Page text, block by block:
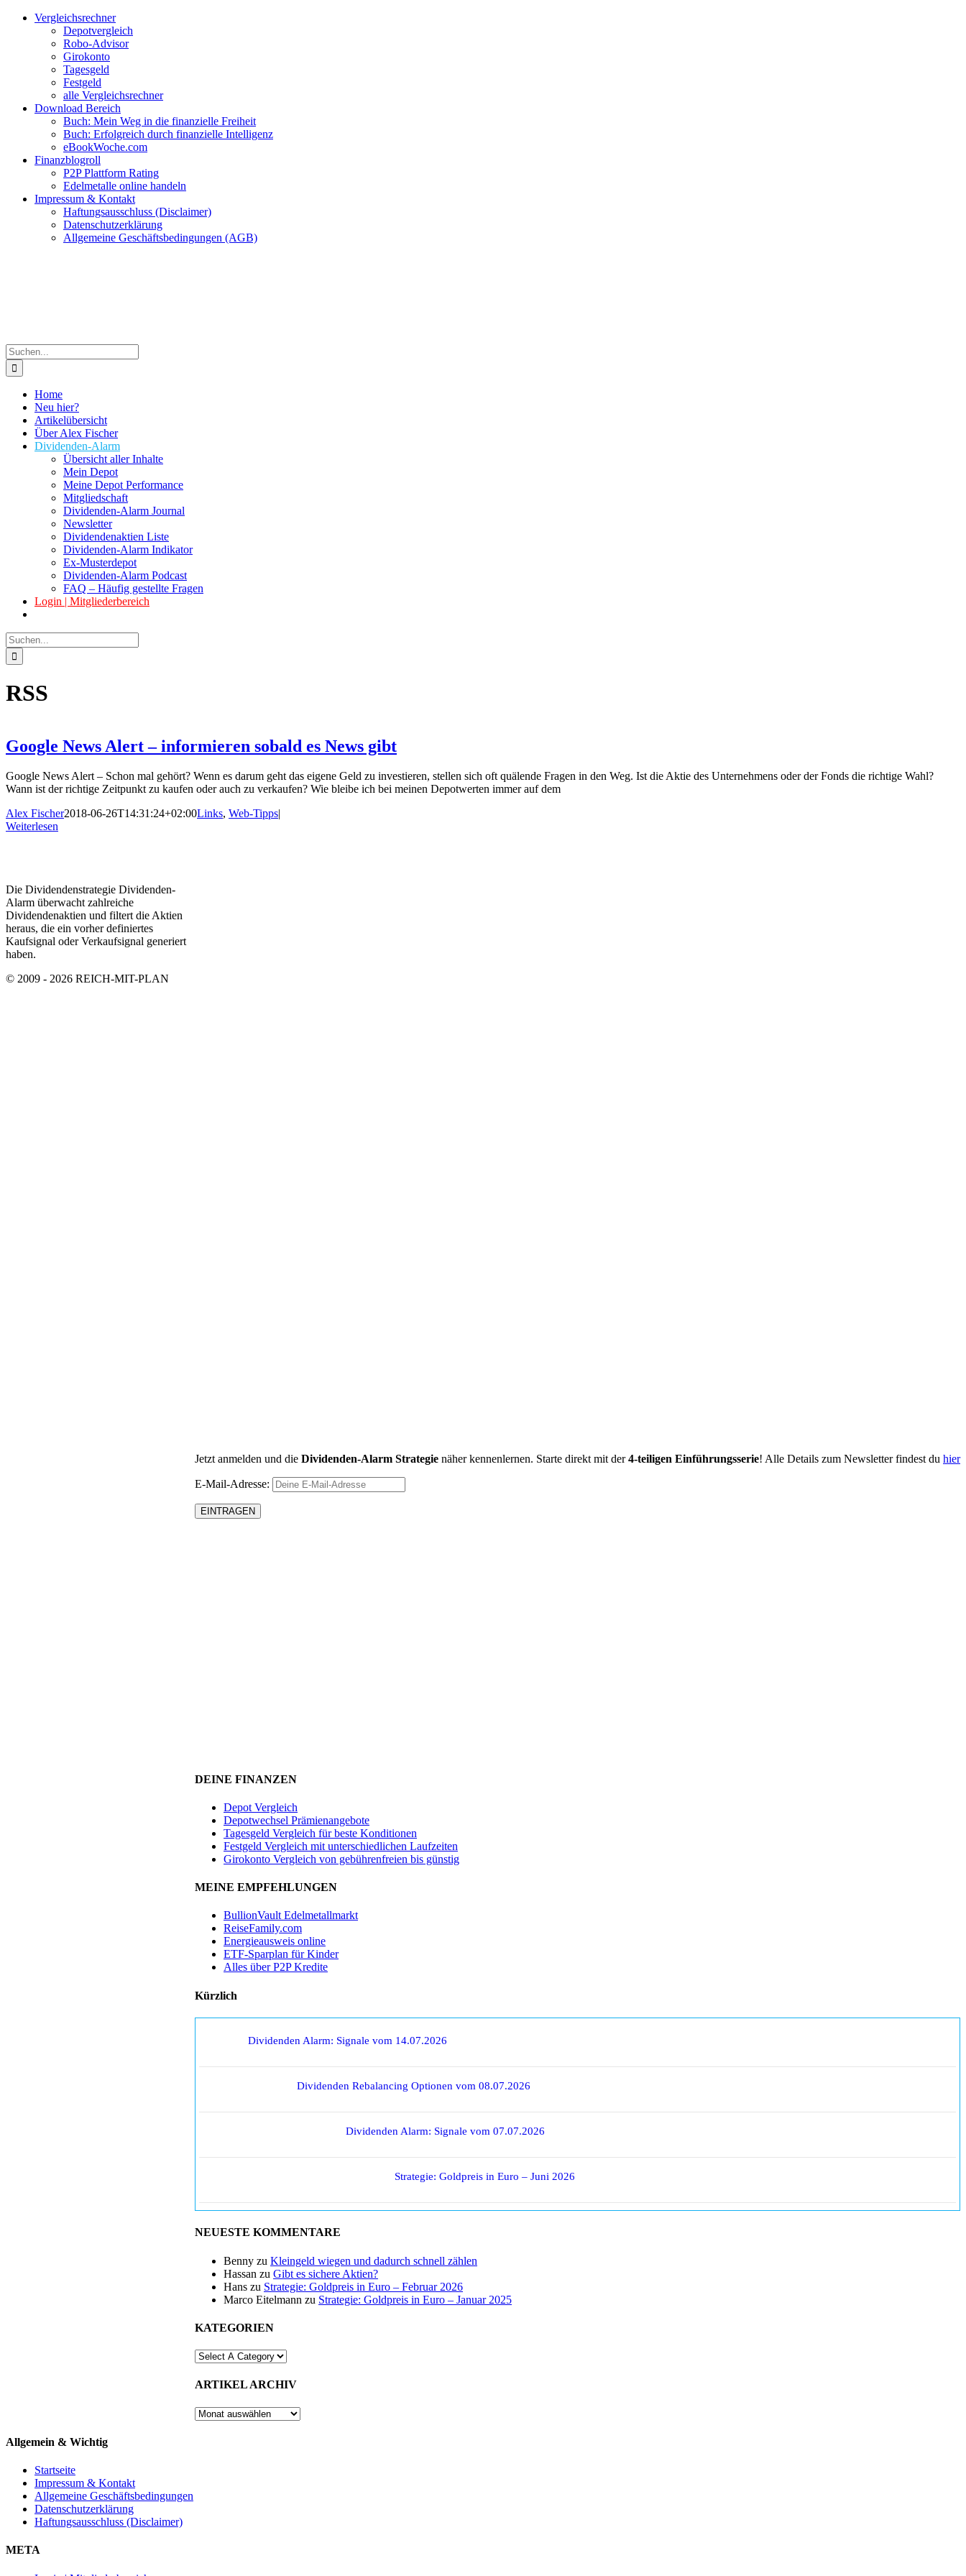
Zum
Facebook
Twitter
Instagram
Pinterest
YouTubeVergleichsrechner
Depotvergleich
Robo-Advisor
Girokonto
Tagesgeld
Festgeld
alle Vergleichsrechner
Download Bereich
Buch: Mein Weg in die finanzielle Freiheit
Buch: Erfolgreich durch finanzielle Intelligenz
eBookWoche.com
Finanzblogroll
P2P Plattform Rating
Edelmetalle online handeln
Impressum & Kontakt
Haftungsausschluss (Disclaimer)
Datenschutzerklärung
Allgemeine Geschäftsbedingungen (AGB)
Suche
nach:
Home
Neu hier?
Artikelübersicht
Über Alex Fischer
Dividenden-Alarm
Übersicht aller Inhalte
Mein Depot
Meine Depot Performance
Mitgliedschaft
Dividenden-Alarm Journal
Newsletter
Dividendenaktien Liste
Dividenden-Alarm Indikator
Ex-Musterdepot
Dividenden-Alarm Podcast
FAQ – Häufig gestellte Fragen
Login | Mitgliederbereich
Suche
nach:
RSS
Google News Alert – informieren sobald es News gibt
Google News Alert – Schon mal gehört? Wenn es darum geht das eigene Geld zu investieren, stellen sich oft quälende Fragen in den Weg. Ist die Aktie des Unternehmens oder der Fonds die richtige Wahl?
Wann ist der richtige Zeitpunkt zu kaufen oder auch zu verkaufen? Wie bleibe ich bei meinen Depotwerten immer auf dem
Alex Fischer2018-06-26T14:31:24+02:00Links, Web-Tipps|
Weiterlesen
Jetzt anmelden und die Dividenden-Alarm Strategie näher kennenlernen. Starte direkt mit der4-teiligen Einführungsserie! Alle Details zum Newsletter findest du hier
E-Mail-Adresse:
DEINE FINANZEN
Depot Vergleich
Depotwechsel Prämienangebote
Tagesgeld Vergleich für beste Konditionen
Festgeld Vergleich mit unterschiedlichen Laufzeiten
Girokonto Vergleich von gebührenfreien bis günstig
MEINE EMPFEHLUNGEN
BullionVault Edelmetallmarkt
ReiseFamily.com
Energieausweis online
ETF-Sparplan für Kinder
Alles über P2P Kredite
Kürzlich
Dividenden Alarm: Signale vom 14.07.2026
Dividenden Rebalancing Optionen vom 08.07.2026
Dividenden Alarm: Signale vom 07.07.2026
Strategie: Goldpreis in Euro – Juni 2026
NEUESTE KOMMENTARE
Benny zu Kleingeld wiegen und dadurch schnell zählen
Hassan zu Gibt es sichere Aktien?
Hans zu Strategie: Goldpreis in Euro – Februar 2026
Marco Eitelmann zu Strategie: Goldpreis in Euro – Januar 2025
KATEGORIEN
ARTIKEL ARCHIV
ARTIKEL
Die Dividendenstrategie Dividenden-
Alarm überwacht zahlreiche
Dividendenaktien und filtert die Aktien
heraus, die ein vorher definiertes
Kaufsignal oder Verkaufsignal generiert
haben.
© 2009 - 2026 REICH-MIT-PLAN
Allgemein & Wichtig
Startseite
Impressum & Kontakt
Allgemeine Geschäftsbedingungen
Datenschutzerklärung
Haftungsausschluss (Disclaimer)
META